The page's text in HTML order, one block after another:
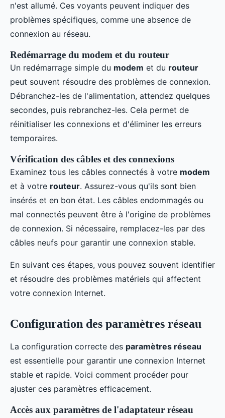
n'est allumé. Ces voyants peuvent indiquer des
problèmes spécifiques, comme une absence de
connexion au réseau.
Redémarrage du modem et du routeur
Un redémarrage simple du modem et du routeur
peut souvent résoudre des problèmes de connexion.
Débranchez-les de l'alimentation, attendez quelques
secondes, puis rebranchez-les. Cela permet de
réinitialiser les connexions et d'éliminer les erreurs
temporaires.
Vérification des câbles et des connexions
Examinez tous les câbles connectés à votre modem
et à votre routeur. Assurez-vous qu'ils sont bien
insérés et en bon état. Les câbles endommagés ou
mal connectés peuvent être à l'origine de problèmes
de connexion. Si nécessaire, remplacez-les par des
câbles neufs pour garantir une connexion stable.
En suivant ces étapes, vous pouvez souvent identifier
et résoudre des problèmes matériels qui affectent
votre connexion Internet.
Configuration des paramètres réseau
La configuration correcte des paramètres réseau
est essentielle pour garantir une connexion Internet
stable et rapide. Voici comment procéder pour
ajuster ces paramètres efficacement.
Accès aux paramètres de l'adaptateur réseau